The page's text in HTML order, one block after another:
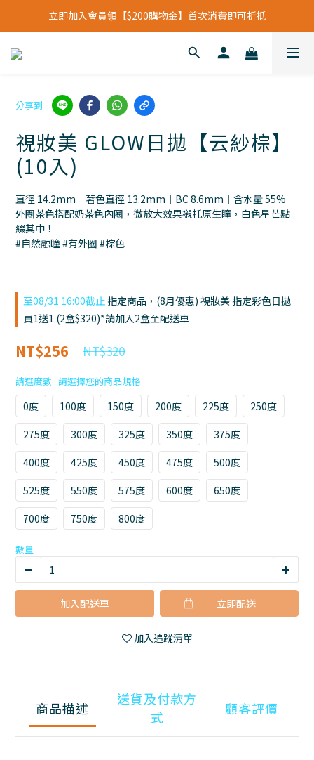
立即加入會員領【$200購物金】首次消費即可折抵
立即加入會員領【$200購物金】首次消費即可折抵
會員福利新升級⁺紅利點數【1點折抵現金$1元】
分享到
視妝美 GLOW日拋【云紗棕】
(10入)
直徑 14.2mm｜著色直徑 13.2mm｜BC 8.6mm｜含水量 55%
外圈茶色搭配奶茶色內圈，微放大效果襯托原生瞳，白色星芒點
綴其中！
#自然融瞳 #有外圈 #棕色
至08/31 16:00截止 指定商品，(8月優惠) 視妝美 指定彩色日拋
買1送1 (2盒$320)*請加入2盒至配送車
NT$256 NT$320
請選度數
0度 100度 150度 200度 225度
250度
275度
300度 325度 350度
375度
400度
425度 450度 475度
500度
525度
550度 575度 600度
650度
700度
750度 800度
數量
加入配送車 立即購買
加入追蹤清單
商品描述
送貨及付款方
式
顧客評價